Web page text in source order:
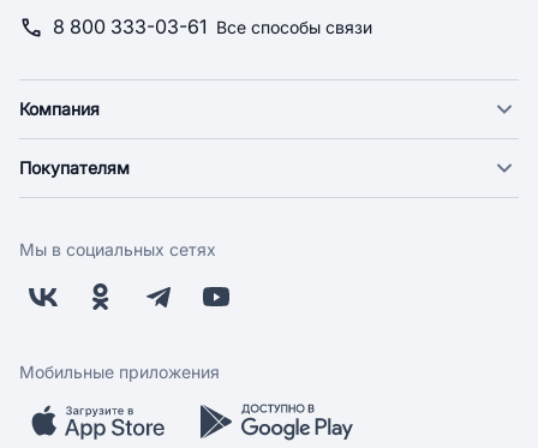
8 800 333-03-61 Все способы связи
Компания
Новости
Поставщикам
Заводчикам
Обратная связь
Покупателям
Оплата
Бонусная программа
Скидки и акции
Мобильное приложение
Мы в социальных сетях
Мобильные приложения